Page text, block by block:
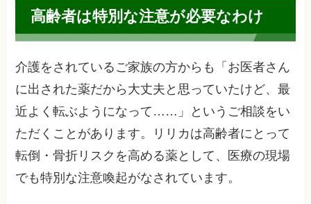
高齢者は特別な注意が必要なわけ
介護をされているご家族の方からも「お医者さん
に出された薬だから大丈夫と思っていたけど、最
近よく転ぶようになって……」というご相談をい
ただくことがあります。リリカは高齢者にとって
転倒・骨折リスクを高める薬として、医療の現場
でも特別な注意喚起がなされています。